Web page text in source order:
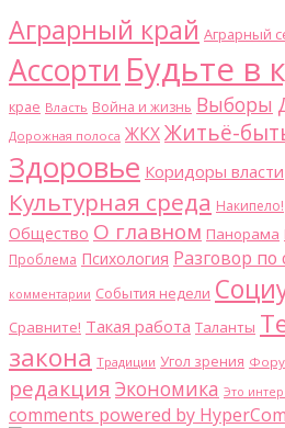
Аграрный край Аграрный
Ассорти Будьте в
крае Власть Война и жизнь Выборы
Дорожная полоса ЖКХЖитьё-
Здоровье Коридоры власти
Культурная среда Накипело!
Общество О главном Панорама
Проблема Психология Разговор по
комментарии События недели
Сравните! Такая работа Таланты
закона Традиции Угол зрения
редакция Экономика Это
comments powered by